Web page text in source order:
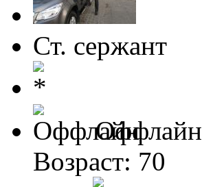
Ст. сержант
Оффлайн
Возраст: 70